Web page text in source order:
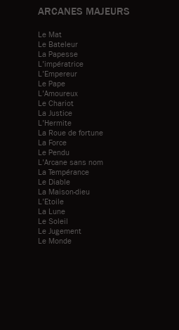
ARCANES MAJEURS
Le Mat
Le Bateleur
La Papesse
L'impératrice
L'Empereur
Le Pape
L'Amoureux
Le Chariot
La Justice
L'Hermite
La Roue de fortune
La Force
Le Pendu
L'Arcane sans nom
La Tempérance
Le Diable
La Maison-dieu
L'Etoile
La Lune
Le Soleil
Le Jugement
Le Monde